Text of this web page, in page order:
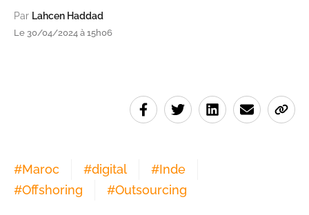
Par Lahcen Haddad
Le 30/04/2024 à 15h06
#Maroc #digital #Inde
#Offshoring #Outsourcing